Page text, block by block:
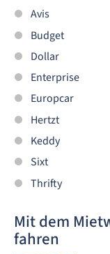
Avis
Budget
Dollar
Enterprise
Europcar
Hertzt
Keddy
Sixt
Thrifty
Mit dem
fahren